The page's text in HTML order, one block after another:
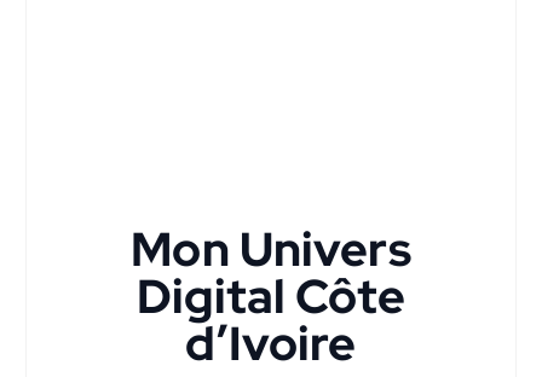
Mon Univers
Digital Côte
d’Ivoire